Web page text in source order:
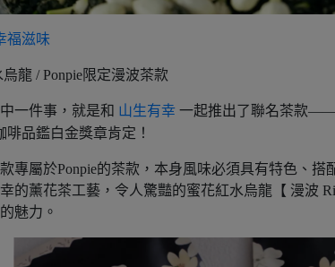
福滋味
龍 / Ponpie限定漫波茶款
一件事，就是和 山生有幸 一起推出了聯名茶款——
啡品鑑白金獎章肯定！
專屬於Ponpie的茶款，本身風味必須具有特色、
的薰花茶工藝，令人驚豔的蜜花紅水烏龍【 漫波
魅力。